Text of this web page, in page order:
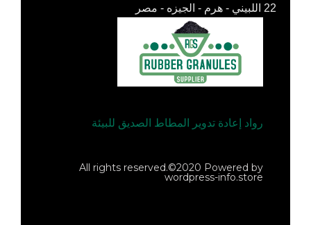
22 اللبيني - هرم - الجيزه - مصر
رواد إعادة تدوير المطاط الصديق للبيئة
All rights reserved.©2020 Powered by
wordpress-info.store